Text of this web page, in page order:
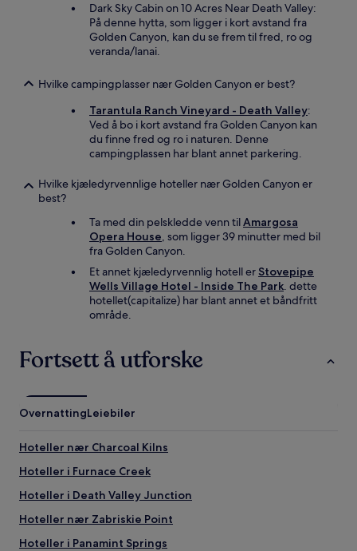
Dark Sky Cabin on 10 Acres Near Death Valley:
På denne hytta, som ligger i kort avstand fra
Golden Canyon, kan du se frem til fred, ro og
veranda/lanai.
Hvilke campingplasser nær Golden Canyon er best?
Tarantula Ranch Vineyard - Death Valley:
Ved å bo i kort avstand fra Golden Canyon kan
du finne fred og ro i naturen. Denne
campingplassen har blant annet parkering.
Hvilke kjæledyrvennlige hoteller nær Golden Canyon er
best?
Ta med din pelskledde venn tilAmargosa
Opera House, som ligger 39 minutter med bil
fra Golden Canyon.
Et annet kjæledyrvennlig hotell er Stovepipe
Wells Village Hotel - Inside The Park. dette
hotellet(capitalize) har blant annet et båndfritt
område.
Fortsett å utforske
OvernattingLeiebiler
Hoteller nær Charcoal Kilns
Hoteller i Furnace Creek
Hoteller i Death Valley Junction
Hoteller nær Zabriskie Point
Hoteller i Panamint Springs